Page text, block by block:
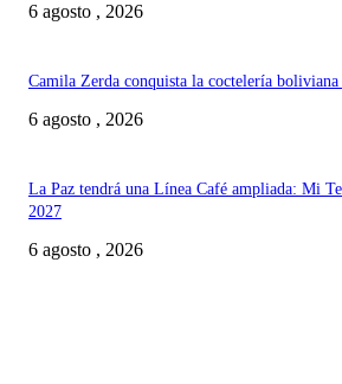
6 agosto , 2026
Camila Zerda conquista la coctelería
6 agosto , 2026
La Paz tendrá una Línea Café ampliada: Mi
2027
6 agosto , 2026